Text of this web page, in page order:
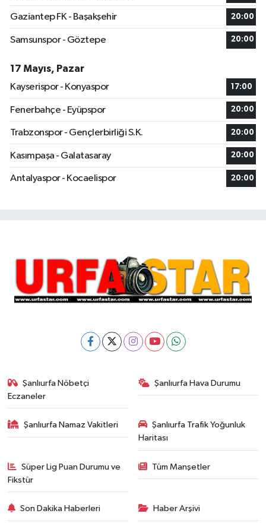
Gaziantep FK - Başakşehir 20:00
Samsunspor - Göztepe 20:00
17 Mayıs, Pazar
Kayserispor - Konyaspor
17:00
Fenerbahçe - Eyüpspor 20:00
Trabzonspor - Gençlerbirliği S.K. 20:00
Kasımpaşa - Galatasaray 20:00
Antalyaspor - Kocaelispor 20:00
Şanlıurfa Nöbetçi
Eczaneler
Şanlıurfa Hava Durumu
Şanlıurfa Namaz Vakitleri
Şanlıurfa Trafik Yoğunluk
Haritası
Süper Lig Puan Durumu ve
Fikstür
Tüm Manşetler
Son Dakika Haberleri Haber Arşivi